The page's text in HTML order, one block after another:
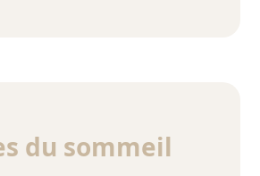
du sommeil